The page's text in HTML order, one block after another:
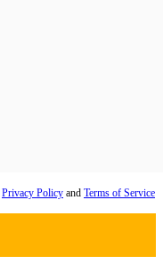
Privacy Policy and Terms of Service